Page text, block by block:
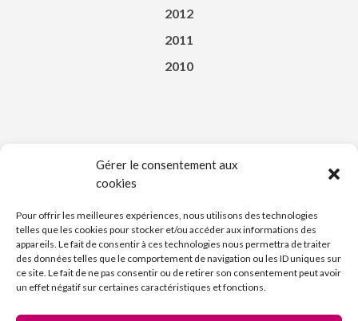
Gérer le consentement aux
cookies
Pour offrir les meilleures expériences, nous utilisons des technologies
telles que les cookies pour stocker et/ou accéder aux informations des
appareils. Le fait de consentir à ces technologies nous permettra de traiter
des données telles que le comportement de navigation ou les ID uniques sur
ce site. Le fait de ne pas consentir ou de retirer son consentement peut avoir
un effet négatif sur certaines caractéristiques et fonctions.
2012
2011
2010
Téléchargez l’appli du Saint-Affricain
Découvrez l’Imprimerie Nouvelle